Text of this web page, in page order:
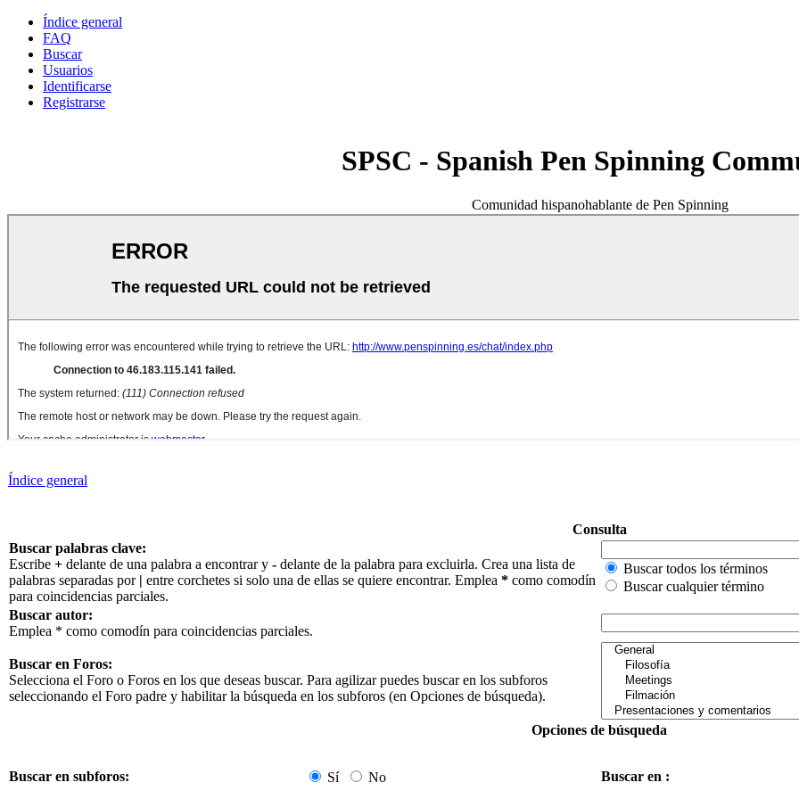
Índice general
FAQ
Buscar
Usuarios
Identificarse
Registrarse
SPSC - Spanish Pen Spinning
Comunidad hispanohablante de Pen Spinning
Índice general
Consulta
Buscar palabras clave:
Escribe + delante de una palabra a encontrar y - delante de la palabra para excluirla. Crea una lista de
palabras separadas por | entre corchetes si solo una de ellas se quiere encontrar. Emplea * como comodín
para coincidencias parciales.
Buscar todos los términos
Buscar cualquier término
Buscar autor:
Emplea * como comodín para coincidencias parciales.
Buscar en Foros:
Selecciona el Foro o Foros en los que deseas buscar. Para agilizar puedes buscar en los subforos
seleccionando el Foro padre y habilitar la búsqueda en los subforos (en Opciones de búsqueda).
Opciones de búsqueda
Buscar en subforos: Sí No Buscar en :